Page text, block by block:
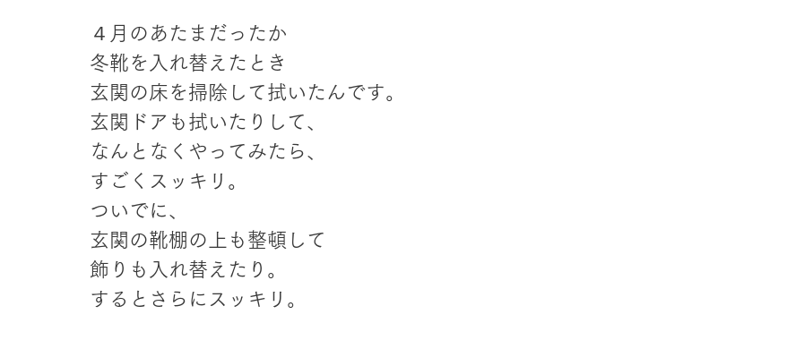
４月のあたまだったか
冬靴を入れ替えたとき
玄関の床を掃除して拭いたんです。
玄関ドアも拭いたりして、
なんとなくやってみたら、
すごくスッキリ。
ついでに、
玄関の靴棚の上も整頓して
飾りも入れ替えたり。
するとさらにスッキリ。